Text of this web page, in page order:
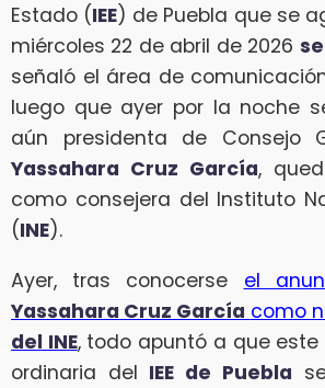
Estado (IEE) de Puebla que se
miércoles 22 de abril de 2026
señaló el área de
luego que ayer por la noche
aún presidenta de Consejo
Yassahara Cruz García,
como consejera del Instituto
(INE).
Ayer, tras conocerse el
Yassahara Cruz García como
del INE, todo apuntó a que
ordinaria del IEE de Puebla